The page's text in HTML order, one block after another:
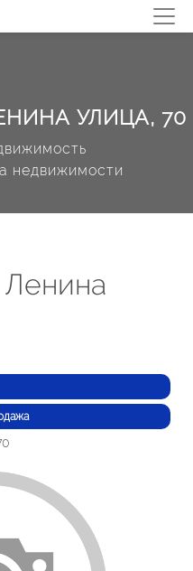
УЛИЦА, 70
недвижимости
Ленина